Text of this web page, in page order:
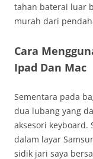
tahan baterai luar
murah dari
Cara
Ipad Dan Mac
Sementara pada
dua lubang yang
aksesori keyboard.
dalam layar
sidik jari saya